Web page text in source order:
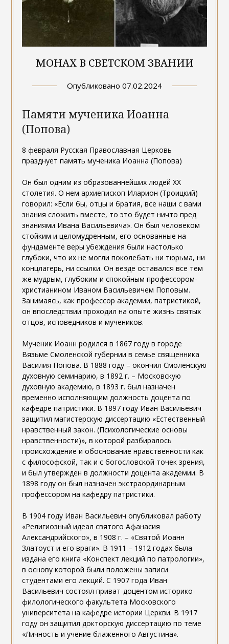
МОНАХ В СВЕТСКОМ ЗВАНИИ
Опубликовано 07.02.2024
Памяти мученика Иоанна
(Попова)
8 февраля Русская Православная Церковь
празднует память мученика Иоанна (Попова)
Он был одним из образованнейших людей ХХ
столетия. О нем архиепископ Иларион (Троицкий)
говорил: «Если бы, отцы и братия, все наши с вами
знания сложить вместе, то это будет ничто пред
знаниями Ивана Васильевича». Он был человеком
стойким и целомудренным, его основанные на
фундаменте веры убеждения были настолько
глубоки, что их не могли поколебать ни тюрьма, ни
концлагерь, ни ссылки. Он везде оставался все тем
же мудрым, глубоким и спокойным профессором-
христианином Иваном Васильевичем Поповым.
Занимаясь, как профессор академии, патристикой,
он впоследствии проходил на опыте жизнь святых
отцов, исповедников и мучеников.
Мученик Иоанн родился в 1867 году в городе
Вязьме Смоленской губернии в семье священника
Василия Попова. В 1888 году – окончил Смоленскую
духовную семинарию, в 1892 г. – Московскую
духовную академию, в 1893 г. был назначен
временно исполняющим должность доцента по
кафедре патристики. В 1897 году Иван Васильевич
защитил магистерскую диссертацию «Естественный
нравственный закон. (Психологические основы
нравственности)», в которой разбиралось
происхождение и обоснование нравственности как
с философской, так и с богословской точек зрения,
и был утвержден в должности доцента академии. В
1898 году он был назначен экстраординарным
профессором на кафедру патристики.
В 1904 году Иван Васильевич опубликовал работу
«Религиозный идеал святого Афанасия
Александрийского», в 1908 г. – «Святой Иоанн
Златоуст и его враги». В 1911 – 1912 годах была
издана его книга «Конспект лекций по патрологии»,
в основу которой были положены записи
студентами его лекций. C 1907 года Иван
Васильевич состоял приват-доцентом историко-
филологического факультета Московского
университета на кафедре истории Церкви. В 1917
году он защитил докторскую диссертацию по теме
«Личность и учение блаженного Августина».